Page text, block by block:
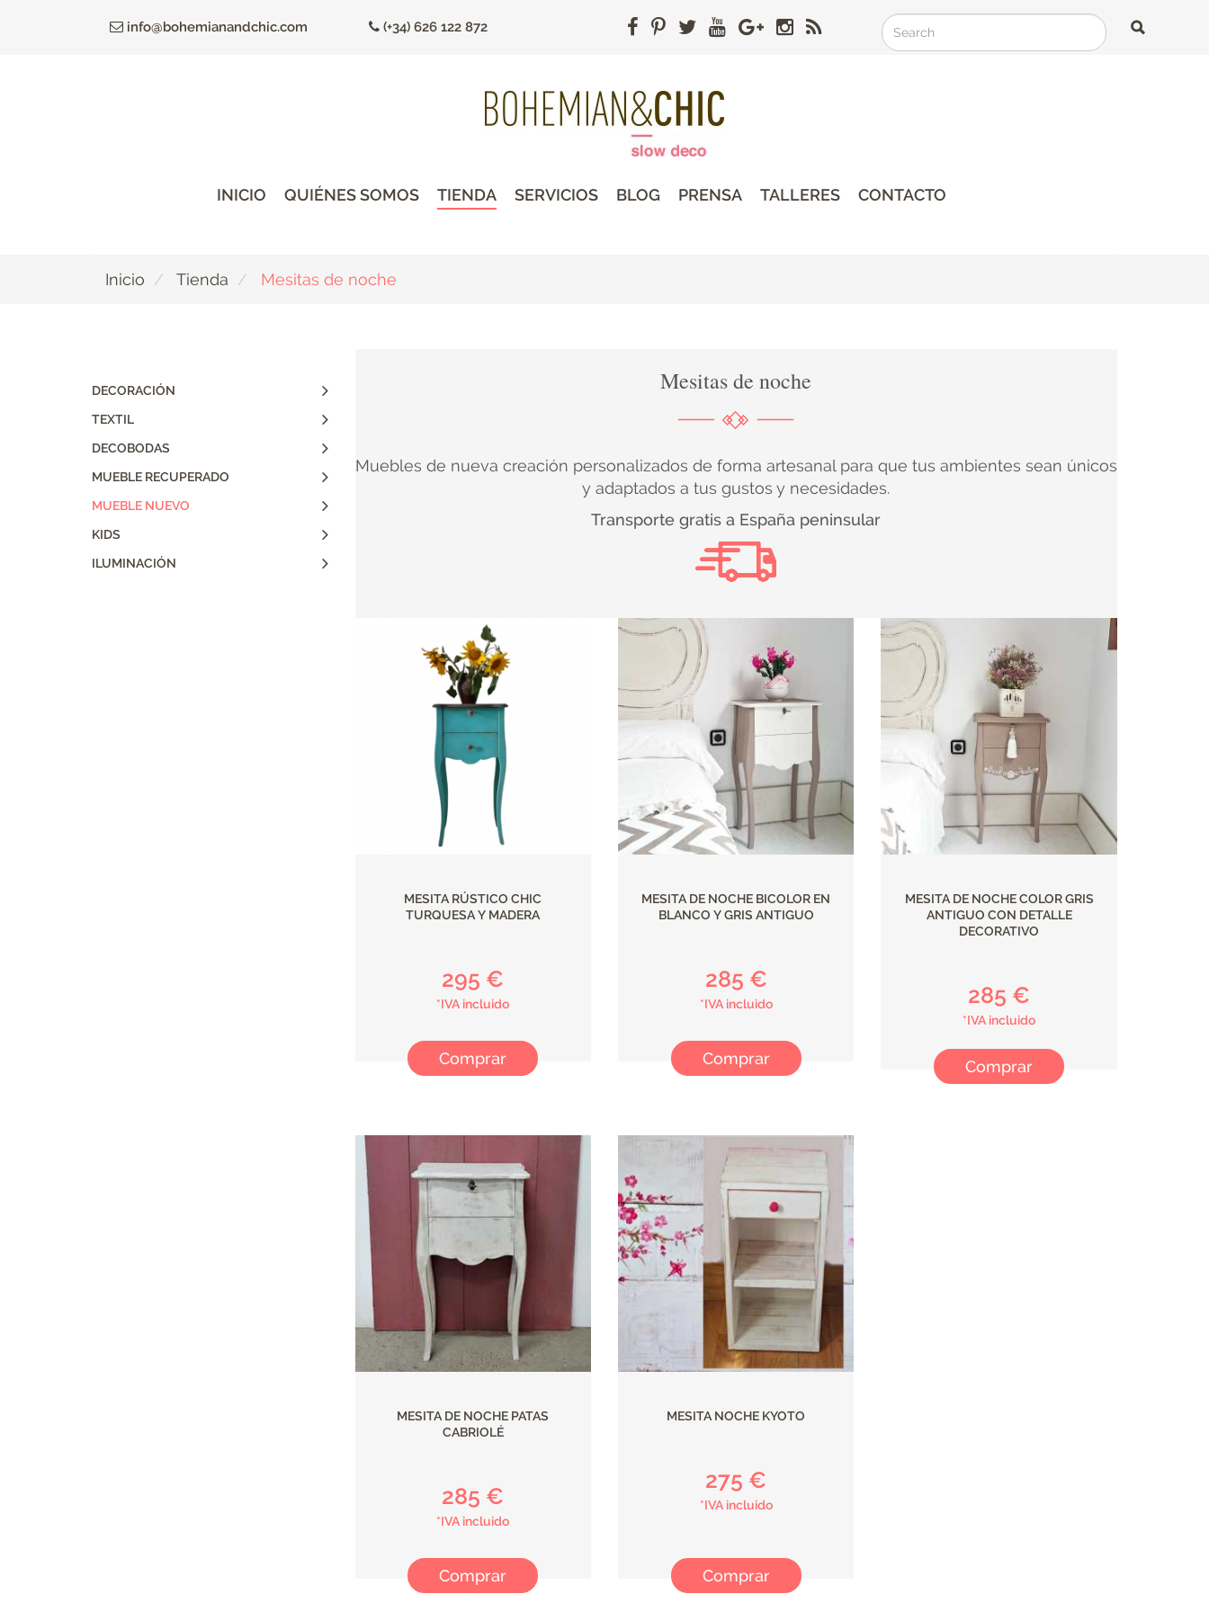
info@bohemianandchic.com (+34) 626 122 872
Search
Search
Search
INICIO QUIÉNES SOMOS TIENDA SERVICIOS BLOG PRENSA TALLERES CONTACTO
Inicio Tienda Mesitas de noche
DECORACIÓN
TEXTIL
DECOBODAS
MUEBLE RECUPERADO
MUEBLE NUEVO
KIDS
ILUMINACIÓN
Mesitas de noche
Muebles de nueva creación personalizados de forma artesanal para que tus ambientes sean únicos
y adaptados a tus gustos y necesidades.
Transporte gratis a España peninsular
MESITA RÚSTICO CHIC
TURQUESA Y MADERA
295 €
*IVA incluido
Comprar
MESITA DE NOCHE BICOLOR EN
BLANCO Y GRIS ANTIGUO
285 €
*IVA incluido
Comprar
MESITA DE NOCHE COLOR GRIS
ANTIGUO CON DETALLE
DECORATIVO
285 €
*IVA incluido
Comprar
MESITA DE NOCHE PATAS
CABRIOLÉ
285 €
*IVA incluido
Comprar
MESITA NOCHE KYOTO
275 €
*IVA incluido
Comprar